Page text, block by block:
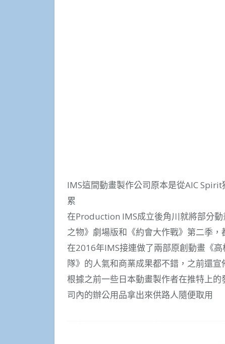
IMS這間動畫製作公司原本是從AIC
累
在Production IMS成立後角川就將部分
之物》劇場版和《約會大作戰》第二季
在2016年IMS接連做了兩部原創動畫《
隊》的人氣和商業成果都不錯，之前還
根據之前一些日本動畫製作者在推特上
司內的辦公用品拿出來供路人隨便取用